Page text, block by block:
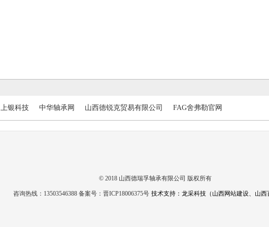
上银科技 中华轴承网 山西德锐克贸易有限公司 FAG舍弗勒官网
© 2018 山西德瑞孚轴承有限公司 版权所有
咨询热线：13503546388 备案号： 晋ICP18006375号 技术支持：龙采科技（山西网站建设、山西